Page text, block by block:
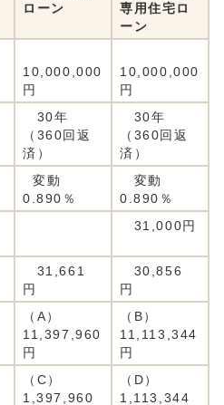
ローン
専用住宅ロ
ーン
10,000,000
円
10,000,000
円
30年
（360回返
済）
30年
（360回返
済）
変動
0.890％
変動
0.890％
31,000円
31,661
円
30,856
円
（A）
11,397,960
円
（B）
11,113,344
円
（C）
1,397,960
（D）
1,113,344